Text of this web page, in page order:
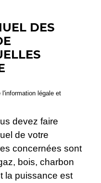
DES
légale et
devez faire
de votre
concernées sont
bois, charbon
la puissance est